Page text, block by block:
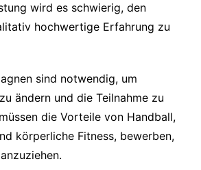
wird es schwierig, den
hochwertige Erfahrung zu
sind notwendig, um
ändern und die Teilnahme zu
die Vorteile von Handball,
körperliche Fitness, bewerben,